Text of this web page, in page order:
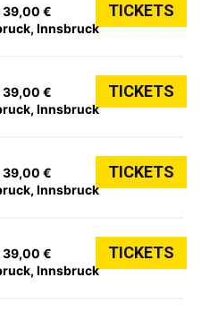
Innsbruck
39,00 € TICKETS
Innsbruck
39,00 € TICKETS
Innsbruck
39,00 € TICKETS
Innsbruck
39,00 € TICKETS